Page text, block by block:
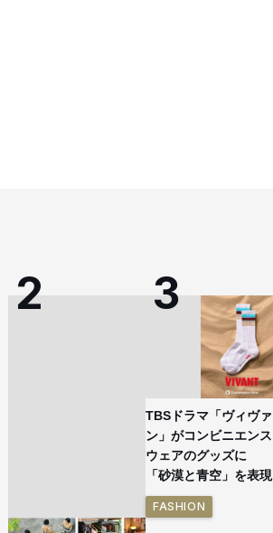
TBSドラマ「ヴィヴァ
ン」がコンビニエンス
ウェアのグッズに
「砂漠と青空」を表現
FASHION